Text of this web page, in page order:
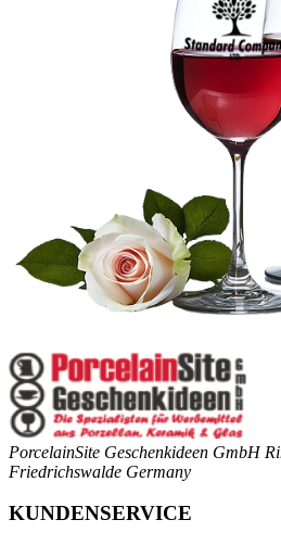
PorcelainSite Geschenkideen GmbH
Friedrichswalde Germany
KUNDENSERVICE